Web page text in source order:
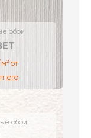
обои
от
обои